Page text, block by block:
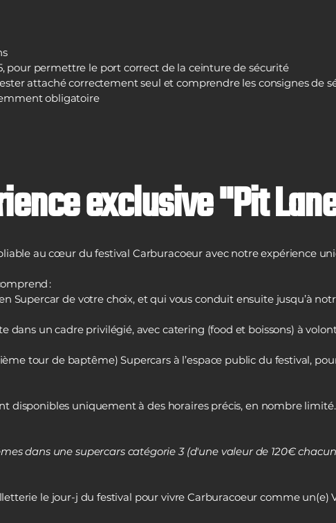
pour permettre le port correct de la ceinture de sécurité
attaché correctement seul et comprendre les consignes de
obligatoire
exclusive "Pit
au cœur du festival Carburacoeur avec notre expérience
:
Supercar de votre choix, et qui vous conduit ensuite jusqu’à
dans un cadre privilégié, avec catering (food et boissons) à
tour de baptême) Supercars à l’espace public du festival,
disponibles uniquement à des horaires précis, en nombre limité.
dans une supercars catégorie 3 (d'une valeur de 120€
le jour-j du festival pour vivre Carburacoeur comme un(e)